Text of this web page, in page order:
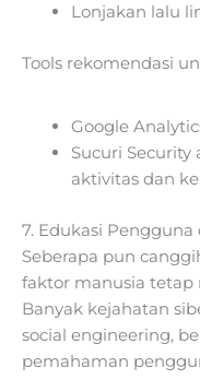
Lonjakan lalu
Tools rekomendasi
Google
Sucuri
aktivitas dan
7. Edukasi
Seberapa pun
faktor manusia
Banyak kejahatan
social engineering,
pemahaman